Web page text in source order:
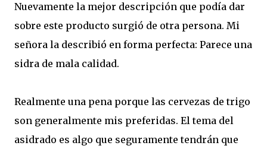
Nuevamente la mejor descripción que podía dar
sobre este producto surgió de otra persona. Mi
señora la describió en forma perfecta: Parece una
sidra de mala calidad.
Realmente una pena porque las cervezas de trigo
son generalmente mis preferidas. El tema del
asidrado es algo que seguramente tendrán que